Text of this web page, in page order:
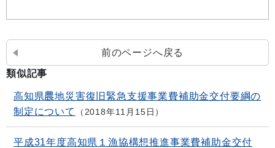
前のページへ戻る
類似記事
高知県農地災害復旧緊急支援事業費補助金交付要綱の
制定について
2018年11月15日
平成31年度高知県１漁協構想推進事業費補助金交付